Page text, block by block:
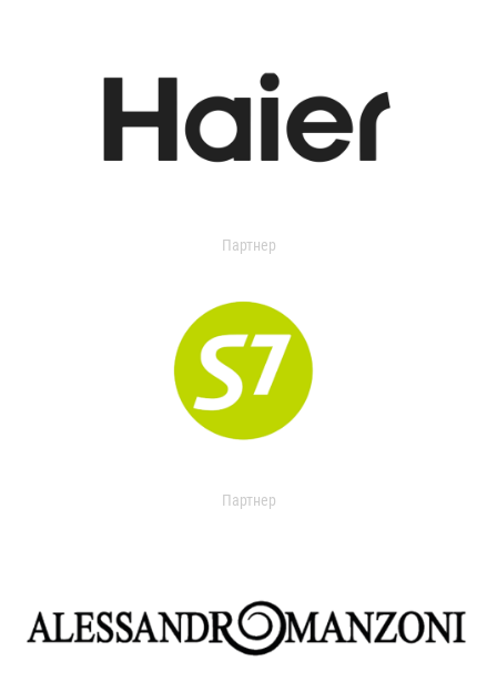
Партнер
Партнер